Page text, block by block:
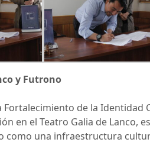
y Futrono
de la Identidad
en el Teatro Galia de Lanco,
como una infraestructura